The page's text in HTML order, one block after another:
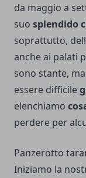
da maggio a
suo splendido
soprattutto,
anche ai palati
sono stante,
essere difficile
elenchiamo
perdere per
Panzerotto
Iniziamo la